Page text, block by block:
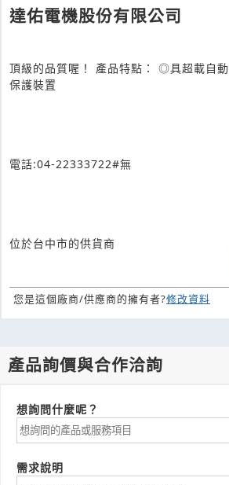
達佑電機股份有限公司
頂級的品質喔！ 產品特點： ◎具超載自動
保護裝置
電話:04-22333722#無
位於台中市的供貨商
您是這個廠商/供應商的擁有者?修改資料
產品詢價與合作洽詢
想詢問什麼呢？
需求說明